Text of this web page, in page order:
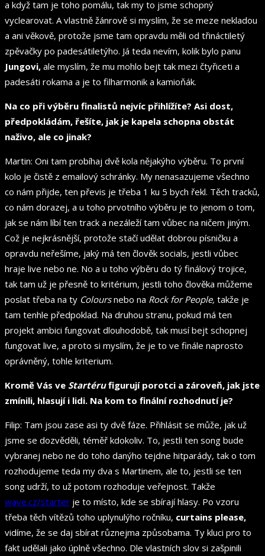
a když tam je toho pomálu, tak my to jsme schopný
vyclearovat. A vlastně žánrově si myslím, že se meze nekladou
a ani věkově, protože jsme tam opravdu měli od třináctiletý
zpěvačky po padesátiletýho. Já teda nevím, kolik bylo panu
Jungovi, ale myslím, že mu mohlo bejt tak mezi čtyřiceti a
padesáti rokama a je to filharmonik a kamioňák.
Na co při výběru finalistů nejvíc přihlížíte? Asi dost,
předpokládám, řešíte, jak je kapela schopna obstát
naživo, ale co jinak?
Martin: Oni tam probíhaj dvě kola nějakýho výběru. To první
kolo je čistě z emailový schránky. My nenasazujeme všechno
co nám přijde, ten převis je třeba 1 ku 5 bych řekl. Těch tracků,
co nám dorazej, a u toho prvotního výběru je to jenom o tom,
jak se nám líbí ten track a nezáleží tam vůbec na ničem jiným.
Což je nejkrásnější, protože stačí udělat dobrou písničku a
opravdu neřešíme, jaký má ten člověk socials, jestli vůbec
hraje live nebo ne. No a u toho výběru do tý finálový trojice,
tak tam už je přesně to kritérium, jestli toho člověka můžeme
poslat třeba na ty Coloursnebo na Rock for People, takže je
tam tenhle předpoklad. Na druhou stranu, pokud má ten
projekt ambici fungovat dlouhodobě, tak musí bejt schopnej
fungovat live, a proto si myslím, že je to ve finále naprosto
oprávněný, tohle kriterium.
Kromě Vás ve Startérufigurují porotci a zároveň, jak jste
zmínili, hlasují i lidi. Na kom to finální rozhodnutí je?
Filip: Tam jsou zase asi ty dvě fáze. Přihlásit se může, jak už
jsme se dozvěděli, téměř kdokoliv. To, jestli ten song bude
vybranej nebo ne do toho danýho tejdne hitparády, tak o tom
rozhodujeme teda my dva s Martinem, ale to, jestli se ten
song udrží, to už potom rozhoduje veřejnost. Takže
wave.cz/starter je to místo, kde se sbírají hlasy. Po vzoru
třeba těch vítězů toho uplynulýho ročníku, curtains please,
vidíme, že se daj sbírat různejma způsobama. Ty kluci pro to
fakt udělali jako úplně všechno. Dle vlastních slov si zašpinili